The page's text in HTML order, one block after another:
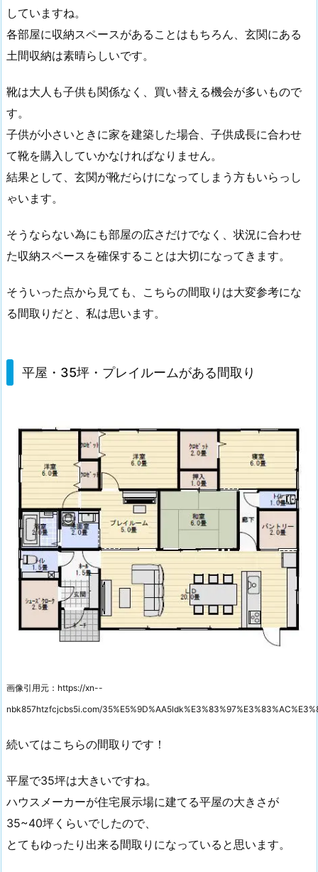
していますね。
各部屋に収納スペースがあることはもちろん、玄関にある
土間収納は素晴らしいです。
靴は大人も子供も関係なく、買い替える機会が多いもので
す。
子供が小さいときに家を建築した場合、子供成長に合わせ
て靴を購入していかなければなりません。
結果として、玄関が靴だらけになってしまう方もいらっし
ゃいます。
そうならない為にも部屋の広さだけでなく、状況に合わせ
た収納スペースを確保することは大切になってきます。
そういった点から見ても、こちらの間取りは大変参考にな
る間取りだと、私は思います。
平屋・35坪・プレイルームがある間取り
画像引用元：https://xn--
nbk857htzfcjcbs5i.com/
続いてはこちらの間取りです！
平屋で35坪は大きいですね。
ハウスメーカーが住宅展示場に建てる平屋の大きさが
35~40坪くらいでしたので、
とてもゆったり出来る間取りになっていると思います。